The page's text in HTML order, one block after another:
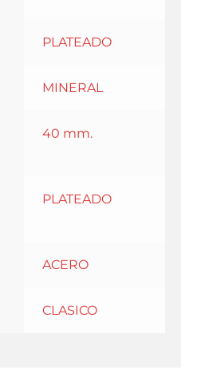
PLATEADO
MINERAL
40 mm.
PLATEADO
ACERO
CLASICO